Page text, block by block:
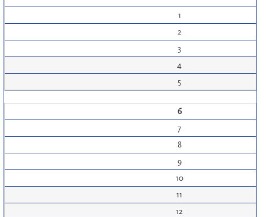
1
2
3
4
5
6
7
8
9
10
11
12